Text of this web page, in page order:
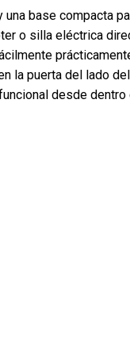
base compacta
o silla eléctrica
la puerta del lado
desde dentro